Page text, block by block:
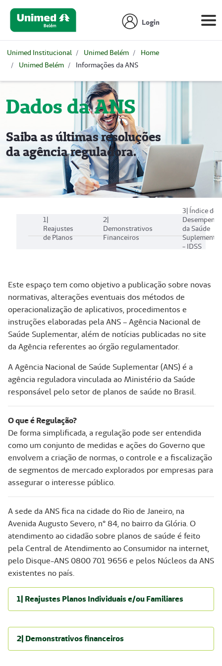
Login
Unimed Institucional Unimed Belém
Home
Unimed Belém
Informações da ANS
Dados da ANS
Saiba as últimas resoluções
da agência reguladora.
1|
Reajustes
de Planos
2|
Demonstrativos
Financeiros
3| Índice de
da Saúde
Suplementar
- IDSS
Este espaço tem como objetivo a publicação sobre novas
normativas, alterações eventuais dos métodos de
operacionalização de aplicativos, procedimentos e
instruções elaboradas pela ANS – Agência Nacional de
Saúde Suplementar, além de notícias publicadas no site
da Agência referentes ao órgão regulamentador.
A Agência Nacional de Saúde Suplementar (ANS) é a
agência reguladora vinculada ao Ministério da Saúde
responsável pelo setor de planos de saúde no Brasil.
O que é Regulação?
De forma simplificada, a regulação pode ser entendida
como um conjunto de medidas e ações do Governo que
envolvem a criação de normas, o controle e a fiscalização
de segmentos de mercado explorados por empresas para
assegurar o interesse público.
A sede da ANS fica na cidade do Rio de Janeiro, na
Avenida Augusto Severo, n° 84, no bairro da Glória. O
atendimento ao cidadão sobre planos de saúde é feito
pela Central de Atendimento ao Consumidor na internet,
pelo Disque-ANS 0800 701 9656 e pelos Núcleos da ANS
existentes no país.
1| Reajustes Planos Individuais e/ou Familiares
2| Demonstrativos financeiros